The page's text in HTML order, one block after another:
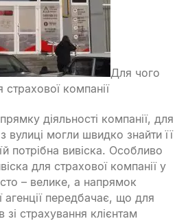
Для чого
страхової компанії
діяльності компанії, для
вулиці могли швидко знайти її
потрібна вивіска. Особливо
для страхової компанії у
– велике, а напрямок
агенції передбачає, що для
страхування клієнтам